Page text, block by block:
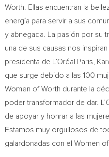
Worth. Ellas encuentran la
energía para servir a sus
y abnegada. La pasión por su
una de sus causas nos
presidenta de L’Oréal Paris,
que surge debido a las 100
Women of Worth durante la
poder transformador de dar.
de apoyar y honrar a las
Estamos muy orgullosos de
galardonadas con el Women of